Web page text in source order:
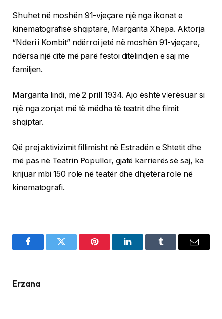
Shuhet në moshën 91-vjeçare një nga ikonat e
kinematografisë shqiptare, Margarita Xhepa. Aktorja
“Nderi i Kombit” ndërroi jetë në moshën 91-vjeçare,
ndërsa një ditë më parë festoi ditëlindjen e saj me
familjen.
Margarita lindi, më 2 prill 1934. Ajo është vlerësuar si
një nga zonjat më të mëdha të teatrit dhe filmit
shqiptar.
Që prej aktivizimit fillimisht në Estradën e Shtetit dhe
më pas në Teatrin Popullor, gjatë karrierës së saj, ka
krijuar mbi 150 role në teatër dhe dhjetëra role në
kinematografi.
FacebookTwitter Pinterest LinkedInTumblr Email
Erzana